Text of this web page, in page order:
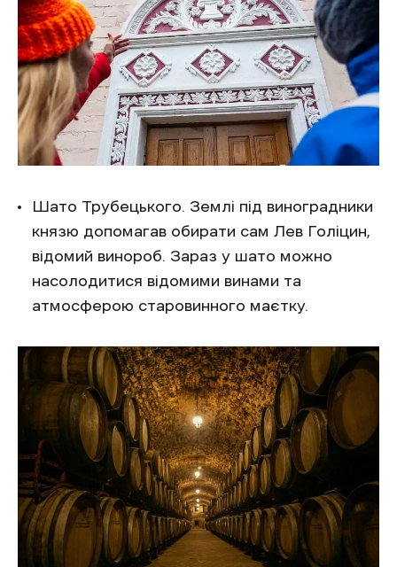
Шато Трубецького. Землі під виноградники
князю допомагав обирати сам Лев Голіцин,
відомий винороб. Зараз у шато можно
насолодитися відомими винами та
атмосферою старовинного маєтку.